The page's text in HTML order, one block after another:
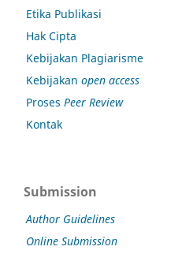
Etika Publikasi
Hak Cipta
Kebijakan Plagiarisme
Kebijakan open access
Proses Peer Review
Kontak
Submission
Author Guidelines
Online Submission